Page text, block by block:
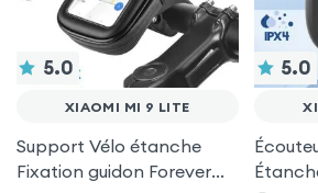
5.0
XIAOMI MI 9 LITE
Support Vélo étanche
Fixation guidon Forever
5.0